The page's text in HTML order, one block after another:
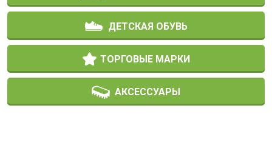
ДЕТСКАЯ ОБУВЬ
ТОРГОВЫЕ МАРКИ
АКСЕССУАРЫ